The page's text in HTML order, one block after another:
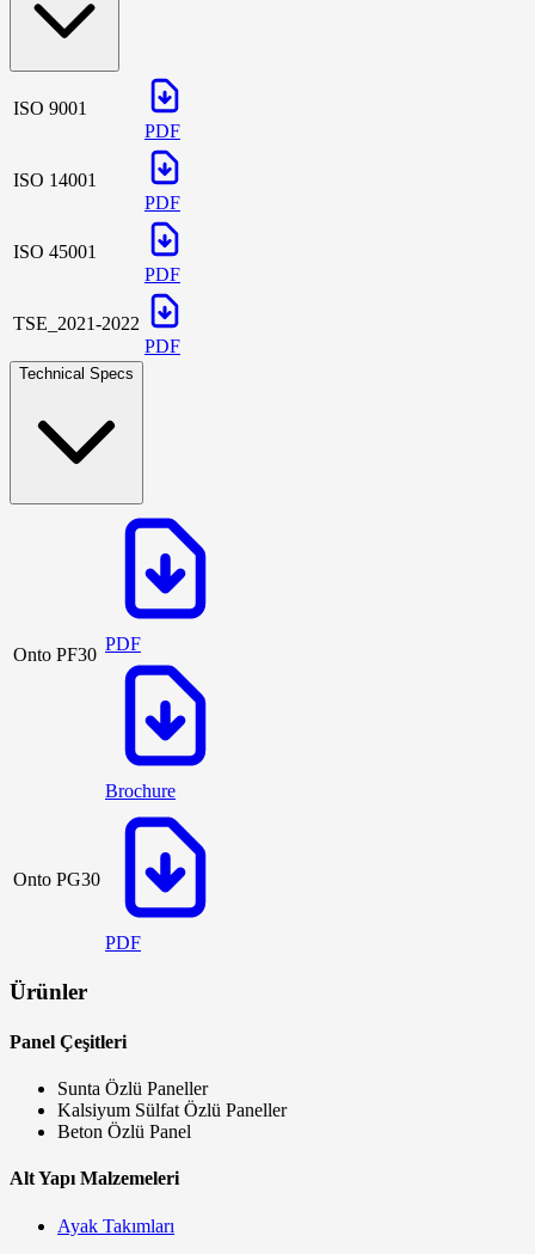
ISO 9001
PDF
ISO 14001
PDF
ISO 45001
PDF
TSE_2021-2022
PDF
Technical Specs
Onto PF30
PDF
Brochure
Onto PG30
PDF
Ürünler
Panel Çeşitleri
Sunta Özlü Paneller
Kalsiyum Sülfat Özlü Paneller
Beton Özlü Panel
Alt Yapı Malzemeleri
Ayak Takımları